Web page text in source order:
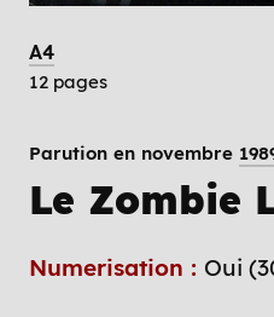
A4
12 pages
Parution en novembre
Le Zombie
Numerisation : Oui